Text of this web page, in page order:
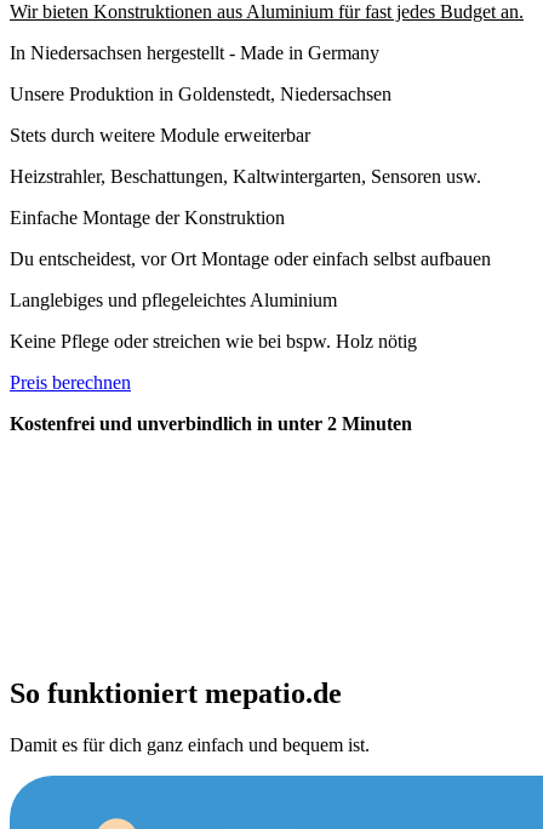
Wir bieten Konstruktionen aus Aluminium für fast jedes Budget an.
In Niedersachsen hergestellt - Made in Germany
Unsere Produktion in Goldenstedt, Niedersachsen
Stets durch weitere Module erweiterbar
Heizstrahler, Beschattungen, Kaltwintergarten, Sensoren usw.
Einfache Montage der Konstruktion
Du entscheidest, vor Ort Montage oder einfach selbst aufbauen
Langlebiges und pflegeleichtes Aluminium
Keine Pflege oder streichen wie bei bspw. Holz nötig
Preis berechnen
Kostenfrei und unverbindlich in unter 2 Minuten
So funktioniert mepatio.de
Damit es für dich ganz einfach und bequem ist.